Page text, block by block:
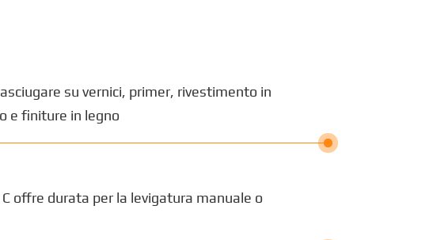
su vernici, primer, rivestimento in
e finiture in legno
offre durata per la levigatura manuale o